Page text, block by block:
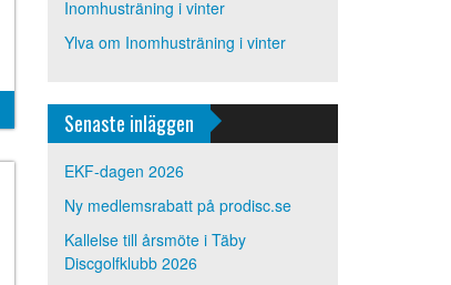
Inomhusträning i vinter
Ylvaom Inomhusträning i vinter
Senaste inläggen
EKF-dagen 2026
Ny medlemsrabatt på prodisc.se
Kallelse till årsmöte i Täby
Discgolfklubb 2026